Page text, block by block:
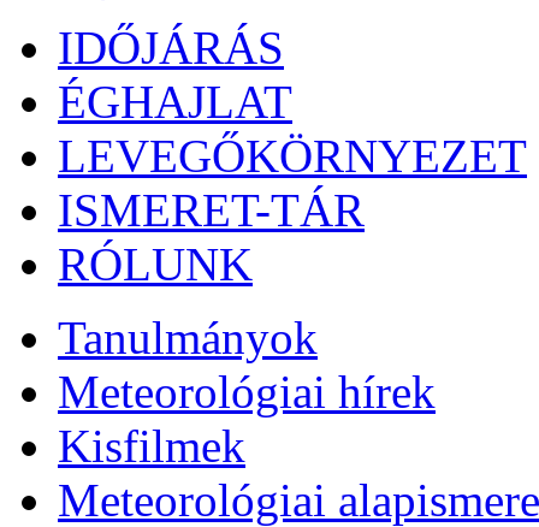
IDŐJÁRÁS
ÉGHAJLAT
LEVEGŐKÖRNYEZET
ISMERET-TÁR
RÓLUNK
Tanulmányok
Meteorológiai hírek
Kisfilmek
Meteorológiai